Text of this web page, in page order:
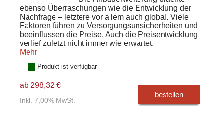
ebenso Überraschungen wie die Entwicklung der
Nachfrage – letztere vor allem auch global. Viele
Faktoren führen zu Versorgungsunsicherheiten und
beeinflussen die Preise. Auch die Preisentwicklung
verlief zuletzt nicht immer wie erwartet.
Mehr
Produkt ist verfügbar
ab 298,32 €
Inkl. 7,00% MwSt.
bestellen